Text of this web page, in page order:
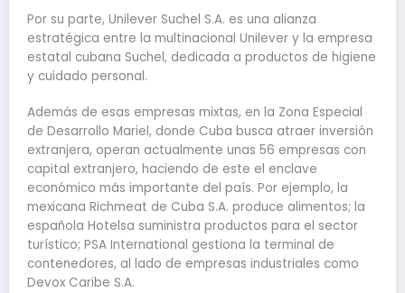
Por su parte, Unilever Suchel S.A. es una alianza
estratégica entre la multinacional Unilever y la empresa
estatal cubana Suchel, dedicada a productos de higiene
y cuidado personal.
Además de esas empresas mixtas, en la Zona Especial
de Desarrollo Mariel, donde Cuba busca atraer inversión
extranjera, operan actualmente unas 56 empresas con
capital extranjero, haciendo de este el enclave
económico más importante del país. Por ejemplo, la
mexicana Richmeat de Cuba S.A. produce alimentos; la
española Hotelsa suministra productos para el sector
turístico; PSA International gestiona la terminal de
contenedores, al lado de empresas industriales como
Devox Caribe S.A.